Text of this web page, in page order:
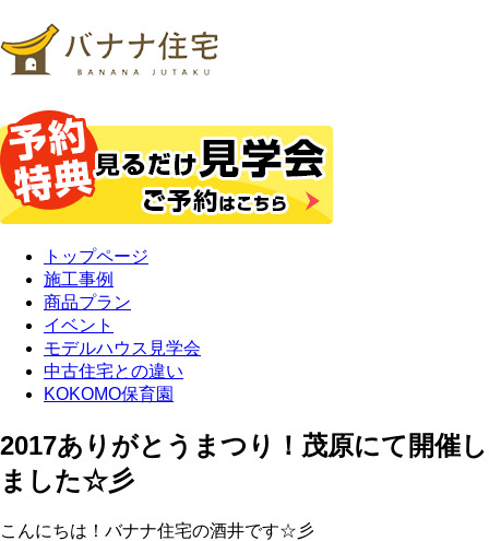
トップページ
施工事例
商品プラン
イベント
モデルハウス見学会
中古住宅との違い
KOKOMO保育園
2017ありがとうまつり！茂原にて開催し
ました☆彡
こんにちは！バナナ住宅の酒井です☆彡